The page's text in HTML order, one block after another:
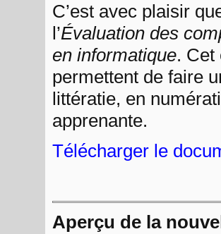
C’est avec plaisir
l’Évaluation des
en informatique. Cet
permettent de faire
littératie, en
apprenante.
Télécharger le
Aperçu de la